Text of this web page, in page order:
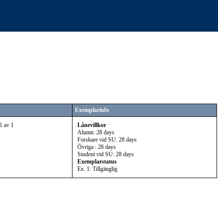
Exemplarinfo
av 1
Lånevillkor
Alumn: 28 days
Forskare vid SU: 28 days
Övriga : 28 days
Student vid SU: 28 days
Exemplarstatus
Ex. 1: Tillgänglig